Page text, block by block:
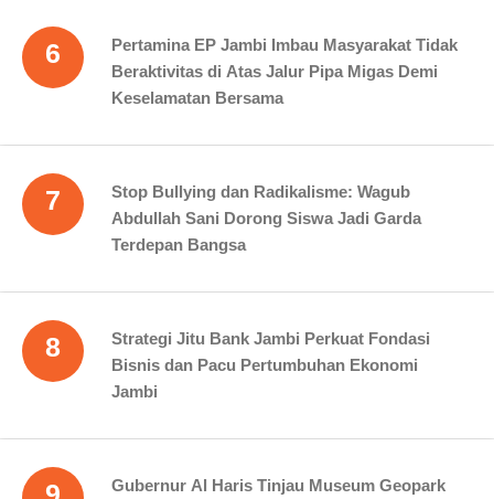
6
Pertamina EP Jambi Imbau Masyarakat Tidak
Beraktivitas di Atas Jalur Pipa Migas Demi
Keselamatan Bersama
7
Stop Bullying dan Radikalisme: Wagub
Abdullah Sani Dorong Siswa Jadi Garda
Terdepan Bangsa
8
Strategi Jitu Bank Jambi Perkuat Fondasi
Bisnis dan Pacu Pertumbuhan Ekonomi
Jambi
Gubernur Al Haris Tinjau Museum Geopark